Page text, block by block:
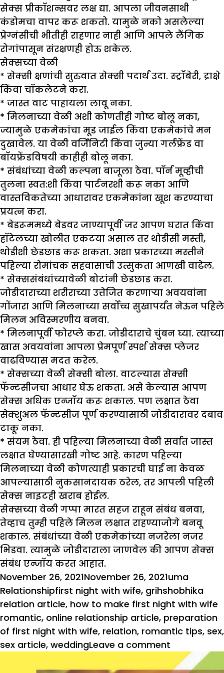
सेक्स प्रीकॉशन्सवर लक्ष द्या. आपला जीवनसाथी
कंडोमचा वापर करू शकतो. यामुळे नको असलेल्या
प्रेग्नंसीची भीतीही राहणार नाही आणि आपले लैंगिक
रोगांपासून संरक्षणही होऊ शकेल.
सेक्सच्या वेळी
* सेक्सी क्षणांची सुरुवात सेक्सी पदार्थ उदा. स्ट्रॉबेरी, द्राक्षे
किंवा चॉकलेटने करा.
* जास्त वाट पाहायला लावू नका.
* मिलनाच्या वेळी अशी कोणतीही गोष्ट बोलू नका,
ज्यामुळे एकमेकांचा मूड जाईल किंवा एकमेकांचे मन
दुखावेल. या वेळी वर्जिनिटी किंवा जुन्या गर्लफ्रेंड वा
बॉयफ्रेंडविषयी काहीही बोलू नका.
* संबंधांच्या वेळी कल्पना बाजूला ठेवा. पॉर्न मूव्हीची
तुलना स्वत:शी किंवा पार्टनरशी करू नका आणि
वास्तविकतेच्या आधारावर एकमेकांना खूश करण्याचा
प्रयत्न करा.
* बेडरूममध्ये बेडवर जाण्यापूर्वी जर आपण घरात किंवा
हॉटेलच्या खोलीत एकटया असाल तर थोडीसी मस्ती,
थोडीशी छेडछाड करू शकता. अशा प्रकारच्या मस्तीने
पहिल्या रोमांचक सहवासाची उत्सुकता आणखी वाढेल.
* सेक्ससंबंधांच्यावेळी बोटांनी छेडछाड करा.
जोडीदाराच्या शरीराच्या उत्तेजित करणाऱ्या अवयवांना
गोंजारा आणि मिलनाच्या सर्वोच्च सुखापर्यंत नेऊन पहिले
मिलन अविस्मरणीय बनवा.
* मिलनापूर्वी फोरप्ले करा. जोडीदाराचे चुंबन घ्या. त्याच्या
खास अवयवांना आपला प्रेमपूर्ण स्पर्श सेक्स प्लेजर
वाढविण्यास मदत करेल.
* सेक्सच्या वेळी सेक्सी बोला. वाटल्यास सेक्सी
फॅन्टसीजचा आधार घेऊ शकता. असे केल्यास आपण
सेक्स अधिक एन्जॉय करू शकाल. पण लक्षात ठेवा
सेक्शुअल फॅन्टसीज पूर्ण करण्यासाठी जोडीदारावर दबाव
टाकू नका.
* संयम ठेवा. ही पहिल्या मिलनाच्या वेळी सर्वात जास्त
लक्षात घेण्यासारखी गोष्ट आहे. कारण पहिल्या
मिलनाच्या वेळी कोणत्याही प्रकारची घाई ना केवळ
आपल्यासाठी नुकसानदायक ठरेल, तर आपली पहिली
सेक्स नाइटही खराब होईल.
सेक्सच्या वेळी गप्पा मारत सहज राहून संबंध बनवा,
तेव्हाच तुम्ही पहिले मिलन लक्षात राहण्याजोगे बनवू
शकाल. संबंधांच्या वेळी एकमेकांच्या नजरेला नजर
भिडवा. त्यामुळे जोडीदाराला जाणवेल की आपण सेक्स
संबंध एन्जॉय करत आहात.
Posted
on
November 26, 2021November 26, 2021Author
uma
RelationshipTags
first night with wife, grihshobhika
relation article, how to make first night with wife
romantic, online relationship article, preparation
of first night with wife, relation, romantic tips, sex,
sex article, weddingLeave a comment
मिलनाची